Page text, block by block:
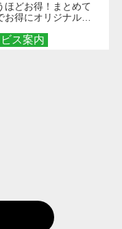
ス案内
ほどお得！まとめて
お得にオリジナルグ